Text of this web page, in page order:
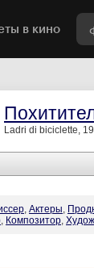
в кино
Ladri di biciclette,
, Актеры,
, Композитор,